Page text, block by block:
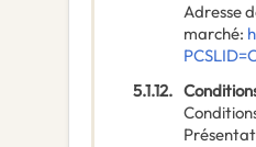
Adresse
marché:
5.1.12.